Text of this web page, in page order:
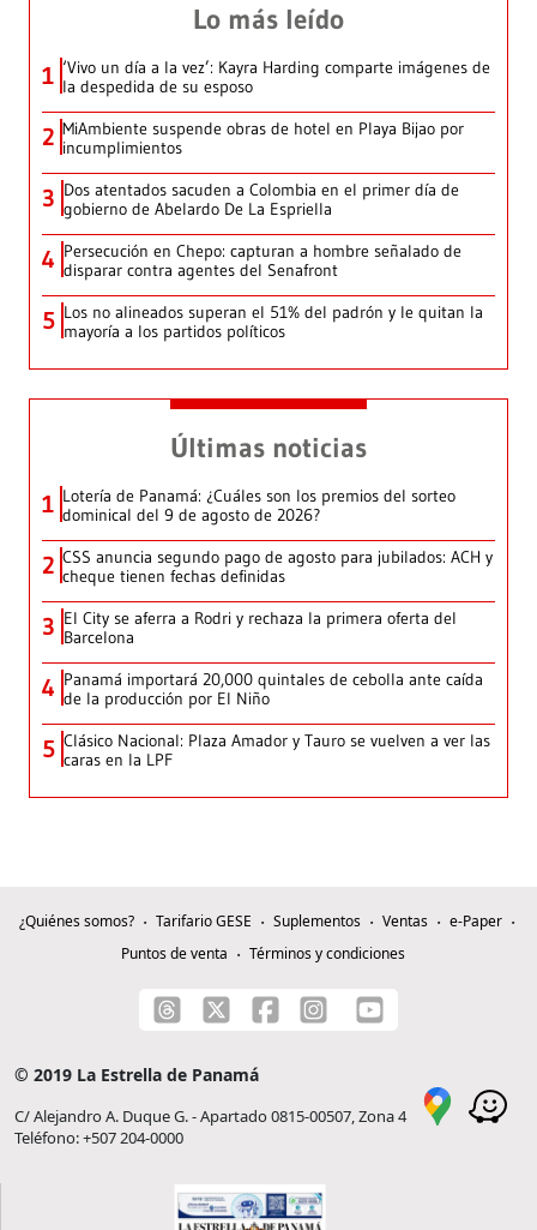
Lo más leído
1 ‘Vivo un día a la vez’: Kayra Harding comparte imágenes de
la despedida de su esposo
2 MiAmbiente suspende obras de hotel en Playa Bijao por
incumplimientos
3 Dos atentados sacuden a Colombia en el primer día de
gobierno de Abelardo De La Espriella
4 Persecución en Chepo: capturan a hombre señalado de
disparar contra agentes del Senafront
5 Los no alineados superan el 51% del padrón y le quitan la
mayoría a los partidos políticos
Últimas noticias
1 Lotería de Panamá: ¿Cuáles son los premios del sorteo
dominical del 9 de agosto de 2026?
2 CSS anuncia segundo pago de agosto para jubilados: ACH y
cheque tienen fechas definidas
3 El City se aferra a Rodri y rechaza la primera oferta del
Barcelona
4 Panamá importará 20,000 quintales de cebolla ante caída
de la producción por El Niño
5 Clásico Nacional: Plaza Amador y Tauro se vuelven a ver las
caras en la LPF
¿Quiénes somos? Tarifario GESE Suplementos Ventas
e-Paper
Puntos de venta
Términos y condiciones
© 2019 La Estrella de Panamá
C/ Alejandro A. Duque G. - Apartado 0815-00507, Zona 4
Teléfono: +507 204-0000